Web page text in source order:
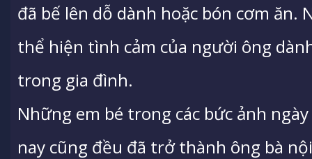
đã bế lên dỗ dành hoặc bón cơm ăn.
thể hiện tình cảm của người ông
trong gia đình.
Những em bé trong các bức ảnh
nay cũng đều đã trở thành ông bà